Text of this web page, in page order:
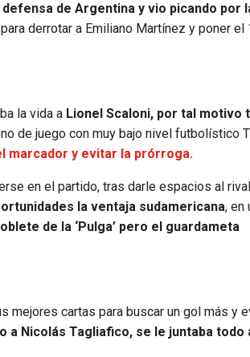
defensa de Argentina y vio picando por
derrotar a Emiliano Martínez y poner el
la vida a Lionel Scaloni, por tal motivo
de juego con muy bajo nivel futbolístico
marcador y evitar la prórroga.
en el partido, tras darle espacios al rival
la ventaja sudamericana, en
de la ‘Pulga’ pero el guardameta
mejores cartas para buscar un gol más y
a Nicolás Tagliafico, se le juntaba todo